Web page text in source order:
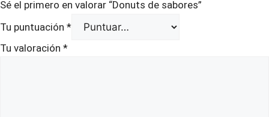
Sé el primero en valorar “Donuts de sabores”
Tu puntuación *
Tu valoración *